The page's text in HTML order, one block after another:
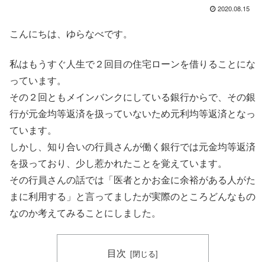
2020.08.15
こんにちは、ゆらなべです。
私はもうすぐ人生で２回目の住宅ローンを借りることにな
っています。
その２回ともメインバンクにしている銀行からで、その銀
行が元金均等返済を扱っていないため元利均等返済となっ
ています。
しかし、知り合いの行員さんが働く銀行では元金均等返済
を扱っており、少し惹かれたことを覚えています。
その行員さんの話では「医者とかお金に余裕がある人がた
まに利用する」と言ってましたが実際のところどんなもの
なのか考えてみることにしました。
目次